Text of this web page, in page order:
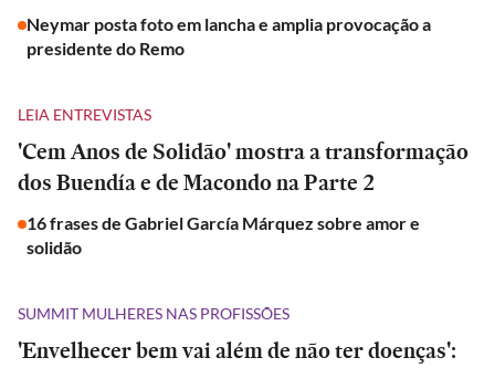
Neymar posta foto em lancha e amplia provocação a
presidente do Remo
LEIA ENTREVISTAS
'Cem Anos de Solidão' mostra a transformação
dos Buendía e de Macondo na Parte 2
16 frases de Gabriel García Márquez sobre amor e
solidão
SUMMIT MULHERES NAS PROFISSÕES
'Envelhecer bem vai além de não ter doenças':